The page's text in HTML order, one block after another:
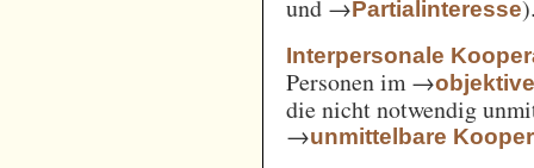
und →Partialinteresse
Interpersonale
Personen im →
die nicht notwendig
→unmittelbare